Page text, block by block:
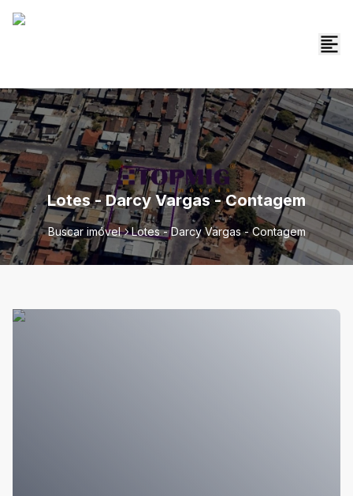
Lotes - Darcy Vargas - Contagem
Buscar imóvel Lotes - Darcy Vargas - Contagem